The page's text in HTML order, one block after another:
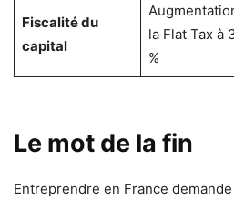
Fiscalité du
capital
la Flat Tax à
%
Le mot de la fin
Entreprendre en France